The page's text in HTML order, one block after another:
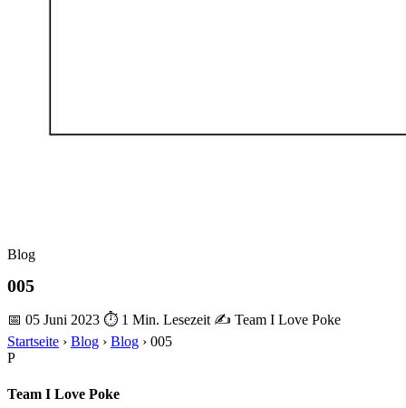
Blog
005
📅 05 Juni 2023 ⏱ 1 Min. Lesezeit ✍️ Team I Love Poke
Startseite › Blog › Blog › 005
P
Team I Love Poke